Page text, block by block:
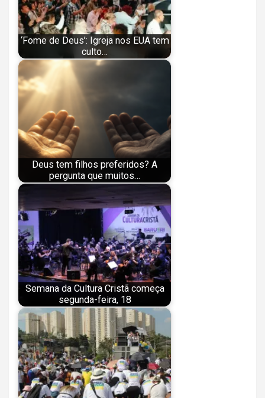
‘Fome de Deus’: Igreja nos EUA tem
culto…
Deus tem filhos preferidos? A
pergunta que muitos…
Semana da Cultura Cristã começa
segunda-feira, 18